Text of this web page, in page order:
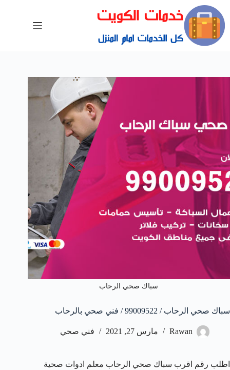
سباك صحي الرحاب
سباك صحي الرحاب / 99009522 / فني صحي بالرحاب
Rawan مارس 27, 2021 فني صحي
اطلب رقم اقرب سباك صحي الرحاب معلم ادوات صحية